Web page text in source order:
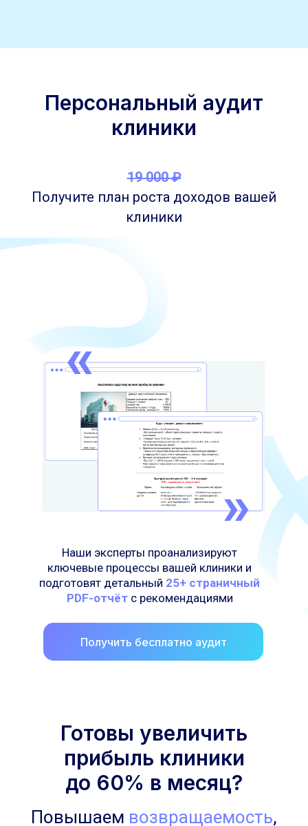
Персональный аудит
клиники
19 000 ₽
Получите план роста доходов вашей
клиники
Наши эксперты проанализируют
ключевые процессы вашей клиники и
подготовят детальный 25+ страничный
PDF-отчётс рекомендациями
Получить бесплатно аудит
Готовы увеличить
прибыль клиники
до 60% в месяц?
Повышаем возвращаемость,